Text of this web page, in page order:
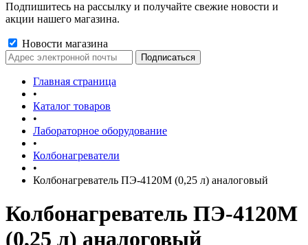
Подпишитесь на рассылку и получайте свежие новости и
акции нашего магазина.
Новости магазина
Главная страница
•
Каталог товаров
•
Лабораторное оборудование
•
Колбонагреватели
•
Колбонагреватель ПЭ-4120М (0,25 л) аналоговый
Колбонагреватель ПЭ-4120М
(0,25 л) аналоговый